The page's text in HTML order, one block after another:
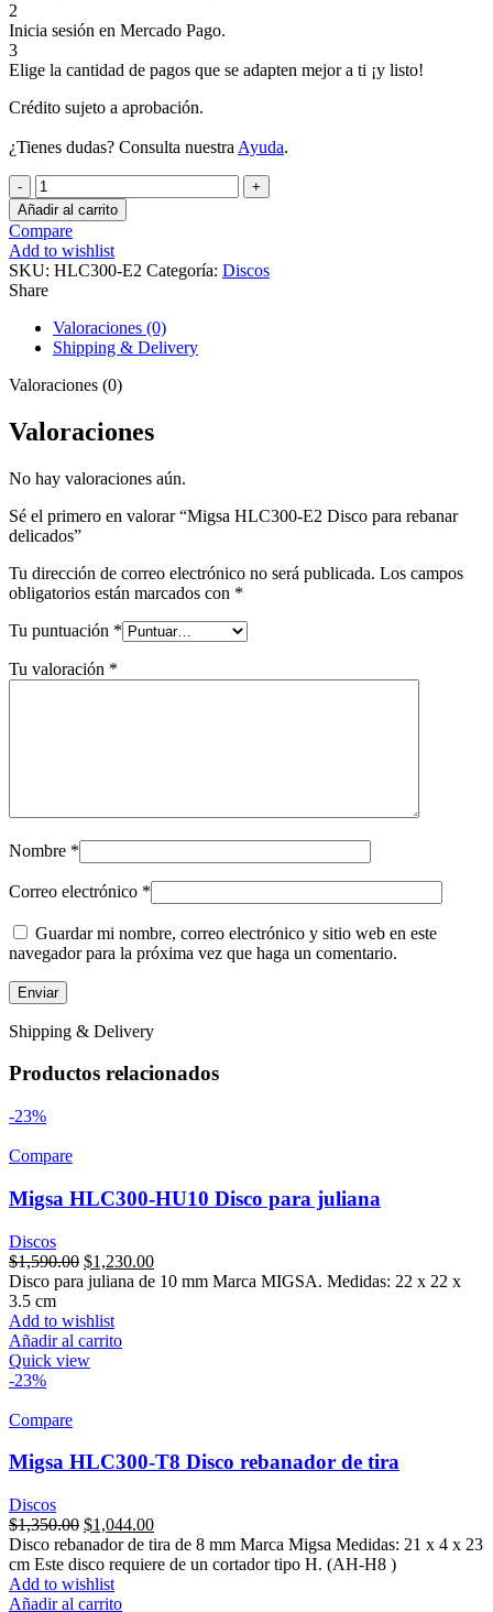
2
Inicia sesión en Mercado Pago.
3
Elige la cantidad de pagos que se adapten mejor a ti ¡y listo!
Crédito sujeto a aprobación.
¿Tienes dudas? Consulta nuestra Ayuda.
Migsa
HLC300-
E2
Disco
para
rebanar
delicados
cantidad
Añadir al carrito
Compare
Add to wishlist
SKU: HLC300-E2 Categoría: Discos
Share
Valoraciones (0)
Shipping & Delivery
Valoraciones (0)
Valoraciones
No hay valoraciones aún.
Sé el primero en valorar “Migsa HLC300-E2 Disco para rebanar
delicados”
Tu dirección de correo electrónico no será publicada. Los campos
obligatorios están marcados con *
Tu puntuación *
Tu valoración *
Nombre *
Correo electrónico *
Guardar mi nombre, correo electrónico y sitio web en este
navegador para la próxima vez que haga un comentario.
Shipping & Delivery
Productos relacionados
-23%
Compare
Migsa HLC300-HU10 Disco para juliana
Discos
$1,590.00 Original
price
$1,590.00.
$1,230.00Current
price
Disco para juliana de 10 mm Marca MIGSA. Medidas: 22 x 22 x
3.5 cm
Add to wishlist
Añadir al carrito
Quick view
-23%
Compare
Migsa HLC300-T8 Disco rebanador de tira
Discos
$1,350.00 Original
price
was:
$1,350.00.
$1,044.00Current
price
is:
Disco rebanador de tira de 8 mm Marca Migsa Medidas: 21 x 4 x 23
cm Este disco requiere de un cortador tipo H. (AH-H8 )
Add to wishlist
Añadir al carrito